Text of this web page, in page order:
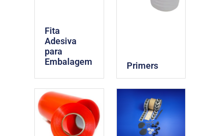
Fita
Adesiva
para
Embalagem
Primers